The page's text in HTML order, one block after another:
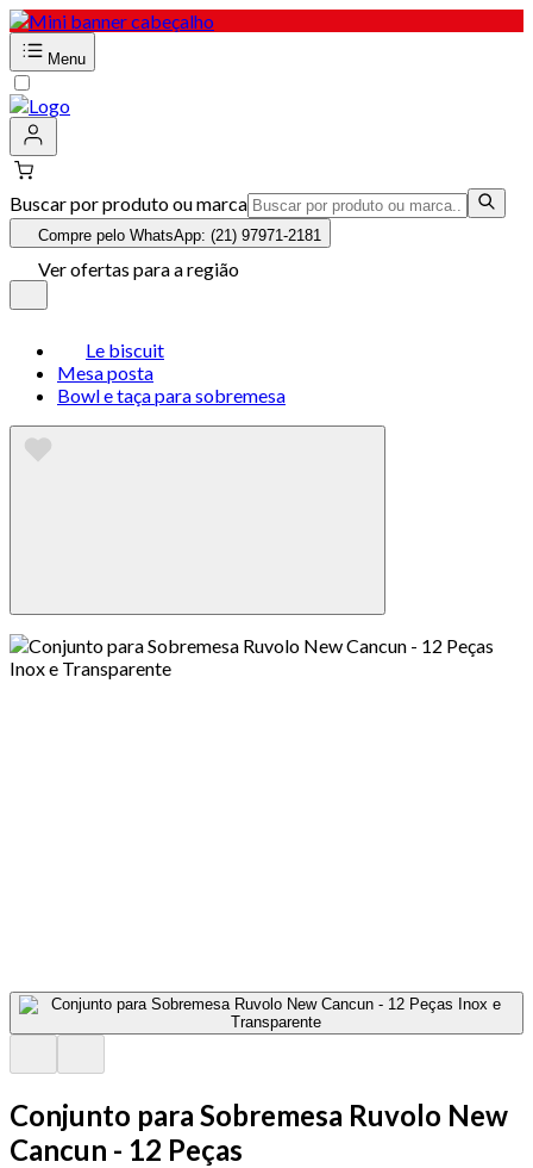
Menu
Buscar por produto ou marca
Compre pelo WhatsApp: (21) 97971-2181
Ver ofertas para a região
Le biscuit
Mesa posta
Bowl e taça para sobremesa
Conjunto para Sobremesa Ruvolo New
Cancun - 12 Peças